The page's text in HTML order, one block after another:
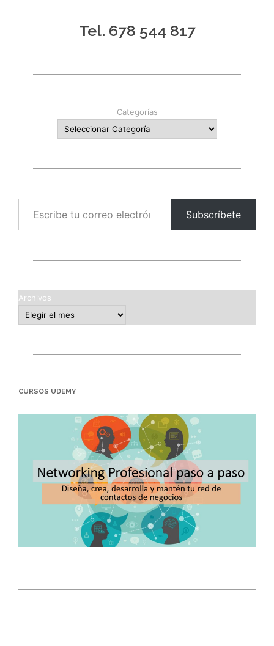
Tel. 678 544 817
Categorías
Escribe tu correo electrónico…
Subscríbete
Archivos
CURSOS UDEMY